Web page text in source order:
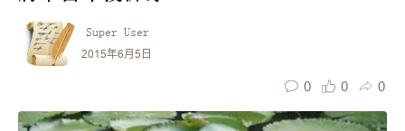
Super User
2015年6月5日
0 0 0